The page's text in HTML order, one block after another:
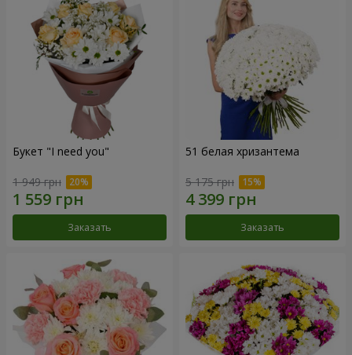
Букет "I need you"
1 949 грн
Заказать
51 белая хризантема
5 175 грн
Заказать